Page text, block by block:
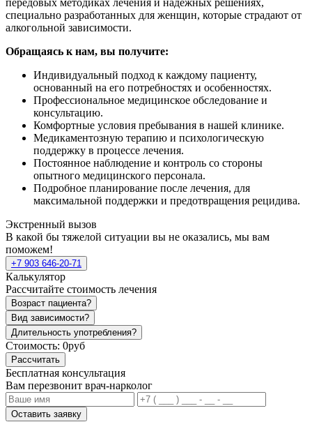
передовых методиках лечения и надежных решениях,
специально разработанных для женщин, которые страдают от
алкогольной зависимости.
Обращаясь к нам, вы получите:
Индивидуальный подход к каждому пациенту,
основанный на его потребностях и особенностях.
Профессиональное медицинское обследование и
консультацию.
Комфортные условия пребывания в нашей клинике.
Медикаментозную терапию и психологическую
поддержку в процессе лечения.
Постоянное наблюдение и контроль со стороны
опытного медицинского персонала.
Подробное планирование после лечения, для
максимальной поддержки и предотвращения рецидива.
Экстренный вызов
В какой бы тяжелой ситуации вы не оказались, мы вам
поможем!
+7 903 646-20-71
Калькулятор
Рассчитайте стоимость лечения
Возраст пациента?
Вид зависимости?
Длительность употребления?
Стоимость: 0руб
Рассчитать
Бесплатная консультация
Вам перезвонит врач-нарколог
Оставить заявку